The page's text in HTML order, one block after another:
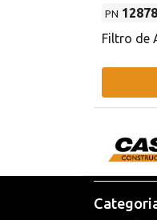
PN
Filtro de